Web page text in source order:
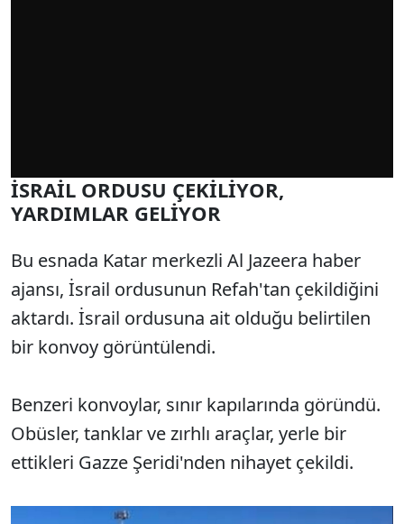
İSRAİL ORDUSU ÇEKİLİYOR,
YARDIMLAR GELİYOR
Bu esnada Katar merkezli Al Jazeera haber
ajansı, İsrail ordusunun Refah'tan çekildiğini
aktardı. İsrail ordusuna ait olduğu belirtilen
bir konvoy görüntülendi.
Benzeri konvoylar, sınır kapılarında göründü.
Obüsler, tanklar ve zırhlı araçlar, yerle bir
ettikleri Gazze Şeridi'nden nihayet çekildi.